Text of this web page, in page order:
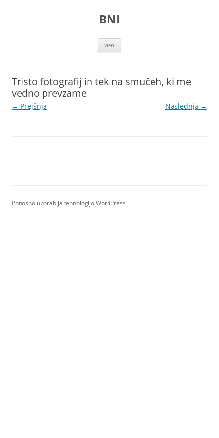
BNI
Meni
Tristo fotografij in tek na smučeh, ki me
vedno prevzame
← Prejšnja Naslednja →
Ponosno uporablja tehnologijo WordPress